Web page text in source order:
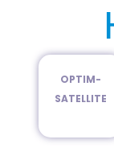
OPTIM-
SATELLITE